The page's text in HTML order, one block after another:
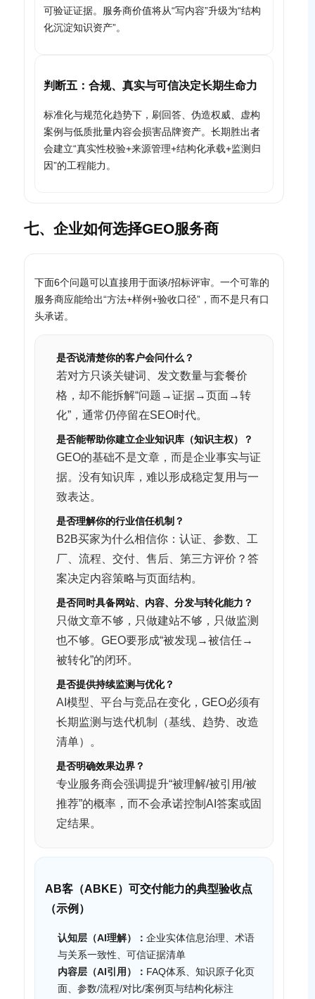
可验证证据。服务商价值将从“写内容”升级为“结构
化沉淀知识资产”。
判断五：合规、真实与可信决定长期生命力
标准化与规范化趋势下，刷回答、伪造权威、虚构
案例与低质批量内容会损害品牌资产。长期胜出者
会建立“真实性校验+来源管理+结构化承载+监测归
因”的工程能力。
七、企业如何选择GEO服务商
下面6个问题可以直接用于面谈/招标评审。一个可靠的
服务商应能给出“方法+样例+验收口径”，而不是只有口
头承诺。
是否说清楚你的客户会问什么？
若对方只谈关键词、发文数量与套餐价
格，却不能拆解“问题→证据→页面→转
化”，通常仍停留在SEO时代。
是否能帮助你建立企业知识库（知识主权）？
GEO的基础不是文章，而是企业事实与证
据。没有知识库，难以形成稳定复用与一
致表达。
是否理解你的行业信任机制？
B2B买家为什么相信你：认证、参数、工
厂、流程、交付、售后、第三方评价？答
案决定内容策略与页面结构。
是否同时具备网站、内容、分发与转化能力？
只做文章不够，只做建站不够，只做监测
也不够。GEO要形成“被发现→被信任→
被转化”的闭环。
是否提供持续监测与优化？
AI模型、平台与竞品在变化，GEO必须有
长期监测与迭代机制（基线、趋势、改造
清单）。
是否明确效果边界？
专业服务商会强调提升“被理解/被引用/被
推荐”的概率，而不会承诺控制AI答案或固
定结果。
AB客（ABKE）可交付能力的典型验收点
（示例）
认知层（AI理解）： 企业实体信息治理、术语
与关系一致性、可信证据清单
内容层（AI引用）： FAQ体系、知识原子化页
面、参数/流程/对比/案例页与结构化标注